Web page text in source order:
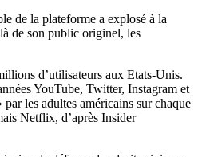
de la plateforme a explosé à la
de son public originel, les
d’utilisateurs aux Etats-Unis.
YouTube, Twitter, Instagram et
par les adultes américains sur chaque
Netflix, d’après Insider